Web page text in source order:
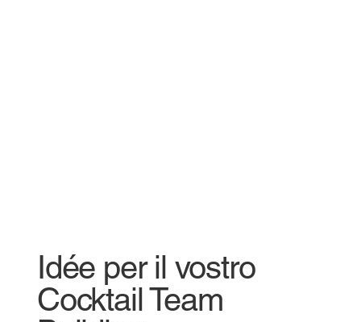
Idée per il vostro
Cocktail Team